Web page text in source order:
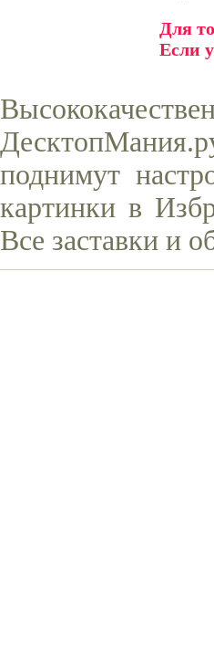
Для
Если
поднимут
картинки в
Все заставки и